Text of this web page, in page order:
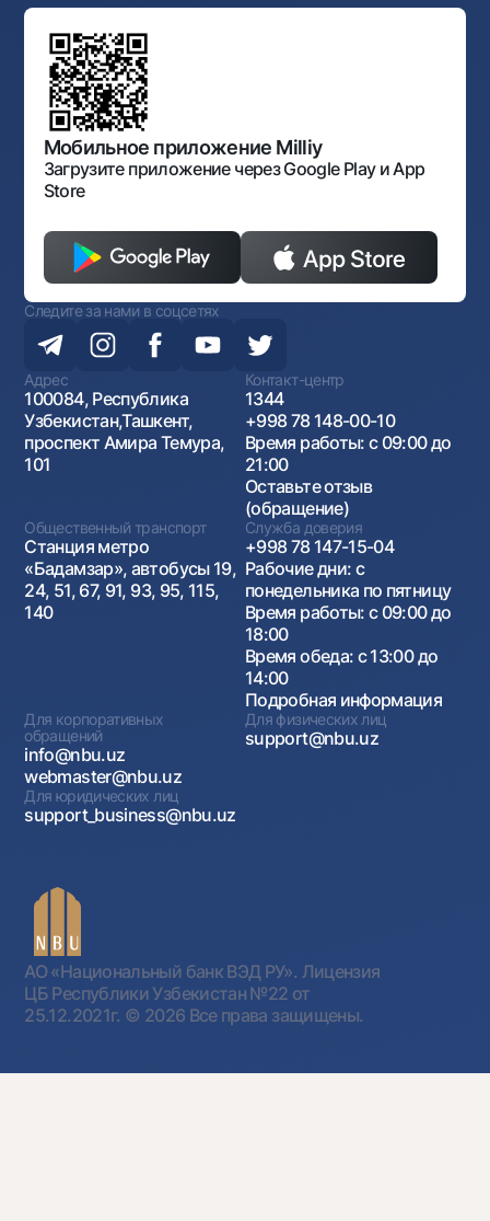
Противодействие коррупции
Фирменный стиль
Карта сайта
Офисы и банкоматы
Согласие на обработку персональных данных
Галерея изобразительного искусства Узбекистана
Типовые договоры
Обсуждение проектов нормативно-правовых
документов
Нормативно-правовые документы
Порядок и режим работы НБУ
Открытые данные
Антимонопольный комплаенс
Мобильное приложение Milliy
Загрузите приложение через Google Play и App
Store
Следите за нами в соцсетях
Адрес
100084, Республика
Узбекистан,Ташкент,
проспект Амира Темура,
101
Контакт-центр
1344
+998 78 148-00-10
Время работы: с 09:00 до
21:00
Оставьте отзыв
(обращение)
Общественный транспорт
Станция метро
«Бадамзар», автобусы 19,
24, 51, 67, 91, 93, 95, 115,
140
Служба доверия
+998 78 147-15-04
Рабочие дни: с
понедельника по пятницу
Время работы: с 09:00 до
18:00
Время обеда: с 13:00 до
14:00
Подробная информация
Для корпоративных
обращений
info@nbu.uz
webmaster@nbu.uz
Для физических лиц
support@nbu.uz
Для юридических лиц
support_business@nbu.uz
АО «Национальный банк ВЭД РУ». Лицензия
ЦБ Республики Узбекистан №22 от
25.12.2021г. © 2026 Все права защищены.